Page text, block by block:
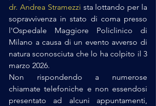
dr. Andrea Stramezzi sta lottando per la
sopravvivenza in stato di coma presso
l'Ospedale Maggiore Policlinico di
Milano a causa di un evento avverso di
natura sconosciuta che lo ha colpito il 3
marzo 2026.
Non rispondendo a numerose
chiamate telefoniche e non essendosi
presentato ad alcuni appuntamenti,